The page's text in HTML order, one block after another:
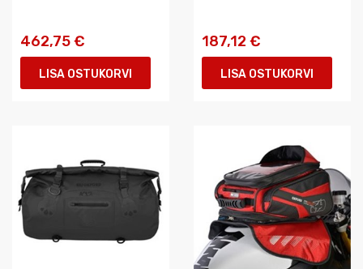
462,75 €
LISA OSTUKORVI
187,12 €
LISA OSTUKORVI